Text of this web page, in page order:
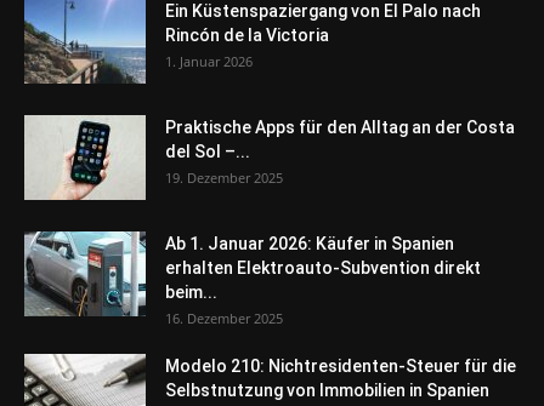
Ein Küstenspaziergang von El Palo nach
Rincón de la Victoria
1. Januar 2026
Praktische Apps für den Alltag an der Costa
del Sol –...
19. Dezember 2025
Ab 1. Januar 2026: Käufer in Spanien
erhalten Elektroauto-Subvention direkt
beim...
16. Dezember 2025
Modelo 210: Nichtresidenten-Steuer für die
Selbstnutzung von Immobilien in Spanien